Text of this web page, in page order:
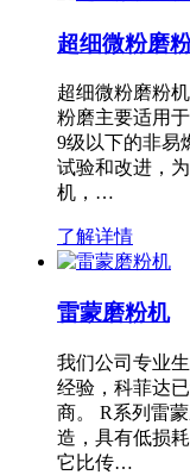
超细微粉磨
超细微粉磨粉
粉磨主要适用
9级以下的非易
试验和改进，
机，…
了解详情
雷蒙磨粉机
我们公司专业
经验，科菲达
商。 R系列雷
造，具有低损
它比传…